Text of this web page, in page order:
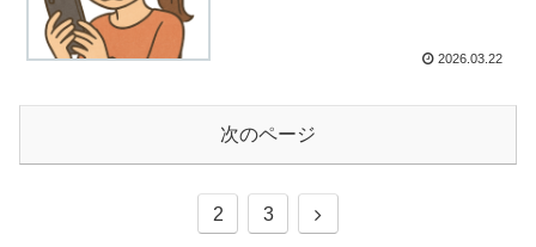
2026.03.22
次のページ
2 3